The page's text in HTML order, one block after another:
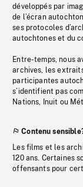
développés par
de l’écran
ses protocoles
autochtones et du
Entre-temps, nous
archives, les
participantes
s’identifient pas
Nations, Inuit ou
Contenu
Les films et les
120 ans. Certaines
offensants pour